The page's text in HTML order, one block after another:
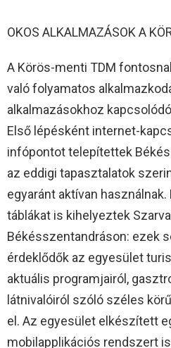
OKOS ALKALMAZÁSOK A
A Körös-menti TDM
való folyamatos
alkalmazásokhoz
Első lépésként internet-
infópontot telepítettek
az eddigi tapasztalatok
egyaránt aktívan
táblákat is kihelyeztek
Békésszentandráson: ezek
érdeklődők az egyesület
aktuális programjairól,
látnivalóiról szóló széles
el. Az egyesület elkészített
mobilapplikációs rendszert